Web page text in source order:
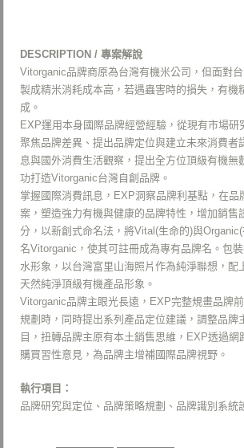
DESCRIPTION / 專案解說
Vitorganic品牌商原為台灣有機米公司，但面對
製成精米消耗成本高，若遇蟲害時的損失，有機
成。
EXP運用本身國際品牌經營經驗，從現有市場研
聚焦品牌差異、提出品牌定位與建立未來消費者
息與國外消費生活觀察，提出全方位頂級有機無
功打造Vitorganic台灣自創品牌。
掌握國際消費訊息，EXP洞察品牌利基點，在品
案，塑造強力有機與健康的品牌特性，增加銷售
分，以新創式命名法，將Vital(生命的)與
名Vitorganic，使其可註冊成為專有品牌名。包
水形象，以台灣富里山海照片作為純淨聯想，配
天然純淨頂級有機產品形象。
Vitorganic品牌主眼光長遠，EXP完整規畫品牌
規劃時，同時提出系列產品定位建議，調整品牌
目，扭轉品牌主原有本土銷售思維，EXP透過網
購買習性意見，為品牌主增補國際品牌視野。
執行項目：
品牌研究與定位、品牌策略規劃、品牌識別系統